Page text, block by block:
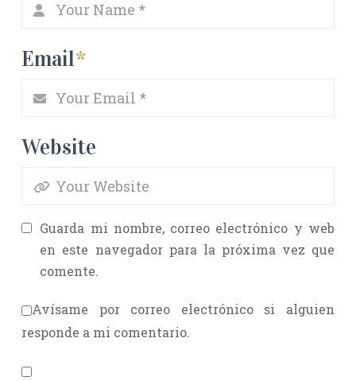
Email*
Website
Guarda mi nombre, correo electrónico y web
en este navegador para la próxima vez que
comente.
Avísame por correo electrónico si alguien
responde a mi comentario.